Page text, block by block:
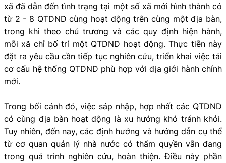
xã đã dẫn đến tình trạng tại một số xã mới hình thành có
từ 2 - 8 QTDND cùng hoạt động trên cùng một địa bàn,
trong khi theo chủ trương và các quy định hiện hành,
mỗi xã chỉ bố trí một QTDND hoạt động. Thực tiễn này
đặt ra yêu cầu cần tiếp tục nghiên cứu, triển khai việc tái
cơ cấu hệ thống QTDND phù hợp với địa giới hành chính
mới.
Trong bối cảnh đó, việc sáp nhập, hợp nhất các QTDND
có cùng địa bàn hoạt động là xu hướng khó tránh khỏi.
Tuy nhiên, đến nay, các định hướng và hướng dẫn cụ thể
từ cơ quan quản lý nhà nước có thẩm quyền vẫn đang
trong quá trình nghiên cứu, hoàn thiện. Điều này phần